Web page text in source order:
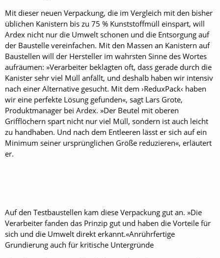
Mit dieser neuen Verpackung, die im Vergleich mit den bisher
üblichen Kanistern bis zu 75 % Kunststoffmüll einspart, will
Ardex nicht nur die Umwelt schonen und die Entsorgung auf
der Baustelle vereinfachen. Mit den Massen an Kanistern auf
Baustellen will der Hersteller im wahrsten Sinne des Wortes
aufräumen: »Verarbeiter beklagten oft, dass gerade durch die
Kanister sehr viel Müll anfällt, und deshalb haben wir intensiv
nach einer Alternative gesucht. Mit dem ›ReduxPack‹ haben
wir eine perfekte Lösung gefunden«, sagt Lars Grote,
Produktmanager bei Ardex. »Der Beutel mit oberen
Grifflöchern spart nicht nur viel Müll, sondern ist auch leicht
zu handhaben. Und nach dem Entleeren lässt er sich auf ein
Minimum seiner ursprünglichen Größe reduzieren«, erläutert
er.
Auf den Testbaustellen kam diese Verpackung gut an. »Die
Verarbeiter fanden das Prinzip gut und haben die Vorteile für
sich und die Umwelt direkt erkannt.«Anrührfertige
Grundierung auch für kritische Untergründe